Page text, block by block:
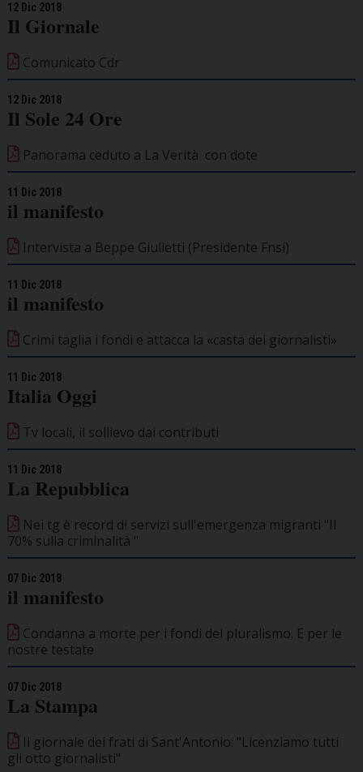
12 Dic 2018
Il Giornale
Comunicato Cdr
12 Dic 2018
Il Sole 24 Ore
Panorama ceduto a La Verità con dote
11 Dic 2018
il manifesto
Intervista a Beppe Giulietti (Presidente Fnsi)
11 Dic 2018
il manifesto
Crimi taglia i fondi e attacca la «casta dei giornalisti»
11 Dic 2018
Italia Oggi
Tv locali, il sollievo dai contributi
11 Dic 2018
La Repubblica
Nei tg è record di servizi sull'emergenza migranti "Il
70% sulla criminalità "
07 Dic 2018
il manifesto
Condanna a morte per i fondi del pluralismo. E per le
nostre testate
07 Dic 2018
La Stampa
Il giornale dei frati di Sant'Antonio: "Licenziamo tutti
gli otto giornalisti"